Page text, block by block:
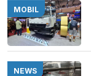
MOBIL
NEWS